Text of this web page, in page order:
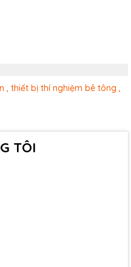
, thiết bị thí nghiệm bê tông ,
TÔI